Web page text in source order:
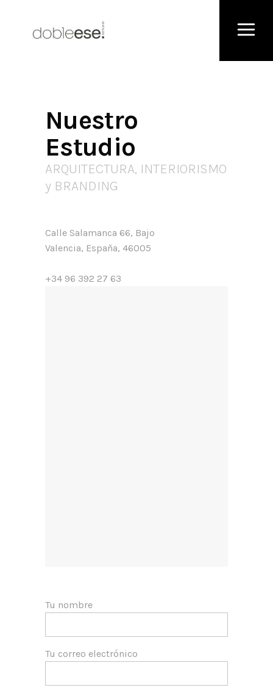
Nuestro
Estudio
ARQUITECTURA, INTERIORISMO
y BRANDING
Calle Salamanca 66, Bajo
Valencia, España, 46005
+34 96 392 27 63
Tu nombre
Tu correo electrónico